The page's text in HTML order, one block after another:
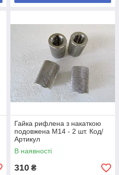
Гайка рифлена з накаткою
подовжена М14 - 2 шт. Код/
Артикул
В наявності
310 ₴